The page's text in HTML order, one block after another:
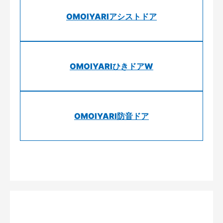
OMOIYARIアシストドア
OMOIYARIひきドアW
OMOIYARI防音ドア